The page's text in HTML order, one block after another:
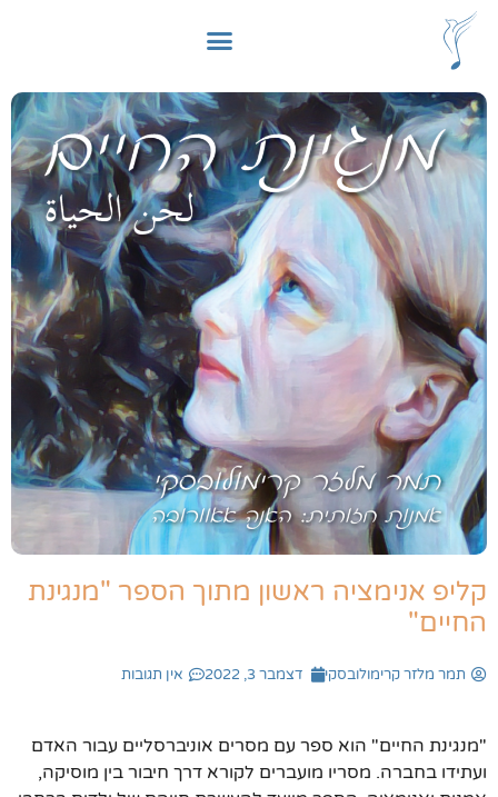
קליפ אנימציה ראשון מתוך הספר "מנגינת
החיים"
תמר מלזר קרימולובסקי דצמבר 3, 2022 אין תגובות
"מנגינת החיים" הוא ספר עם מסרים אוניברסליים עבור האדם
ועתידו בחברה. מסריו מועברים לקורא דרך חיבור בין מוסיקה,